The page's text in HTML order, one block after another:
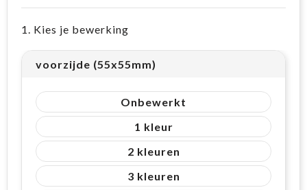
1. Kies je bewerking
voorzijde (55x55mm)
Onbewerkt
1
2
3